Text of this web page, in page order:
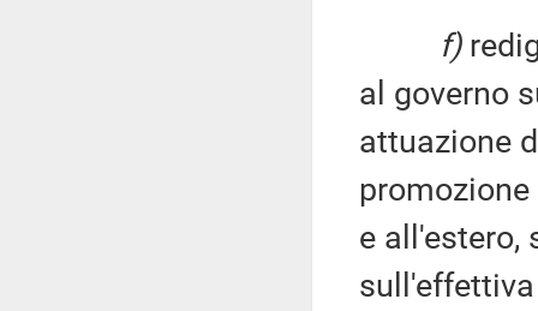
f)
al governo
attuazione
e all'estero,